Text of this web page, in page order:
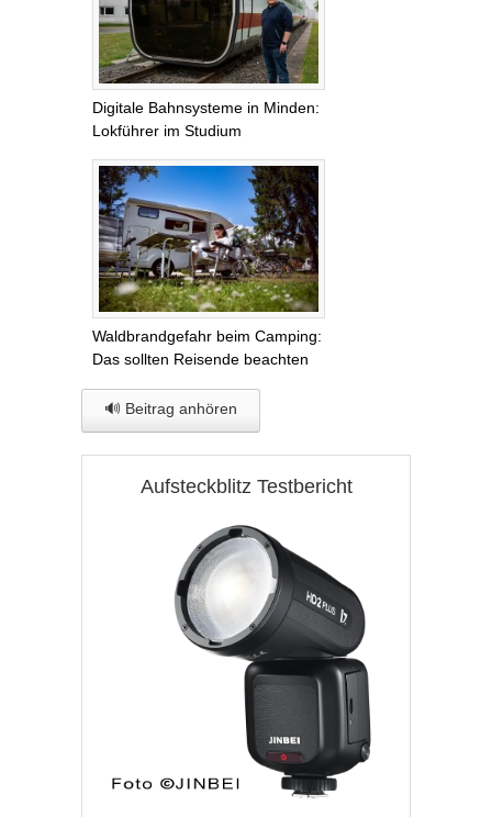
Digitale Bahnsysteme in Minden:
Lokführer im Studium
Waldbrandgefahr beim Camping:
Das sollten Reisende beachten
🔊 Beitrag anhören
Aufsteckblitz Testbericht